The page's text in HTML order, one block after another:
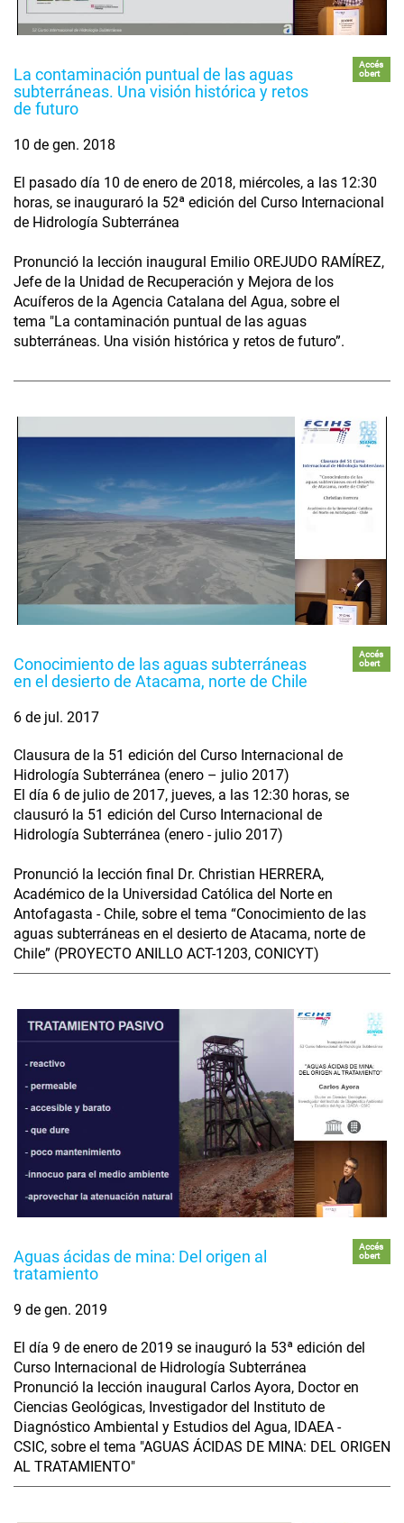
La contaminación puntual de las aguas
subterráneas. Una visión histórica y retos
de futuro
Accés
obert
10 de gen. 2018
El pasado día 10 de enero de 2018, miércoles, a las 12:30
horas, se inauguraró la 52ª edición del Curso Internacional
de Hidrología Subterránea
Pronunció la lección inaugural Emilio OREJUDO RAMÍREZ,
Jefe de la Unidad de Recuperación y Mejora de los
Acuíferos de la Agencia Catalana del Agua, sobre el
tema "La contaminación puntual de las aguas
subterráneas. Una visión histórica y retos de futuro”.
Conocimiento de las aguas subterráneas
en el desierto de Atacama, norte de Chile
Accés
obert
6 de jul. 2017
Clausura de la 51 edición del Curso Internacional de
Hidrología Subterránea (enero – julio 2017)
El día 6 de julio de 2017, jueves, a las 12:30 horas, se
clausuró la 51 edición del Curso Internacional de
Hidrología Subterránea (enero - julio 2017)
Pronunció la lección final Dr. Christian HERRERA,
Académico de la Universidad Católica del Norte en
Antofagasta - Chile, sobre el tema “Conocimiento de las
aguas subterráneas en el desierto de Atacama, norte de
Chile” (PROYECTO ANILLO ACT-1203, CONICYT)
Aguas ácidas de mina: Del origen al
tratamiento
Accés
obert
9 de gen. 2019
El día 9 de enero de 2019 se inauguró la 53ª edición del
Curso Internacional de Hidrología Subterránea
Pronunció la lección inaugural Carlos Ayora, Doctor en
Ciencias Geológicas, Investigador del Instituto de
Diagnóstico Ambiental y Estudios del Agua, IDAEA -
CSIC, sobre el tema "AGUAS ÁCIDAS DE MINA: DEL ORIGEN
AL TRATAMIENTO"